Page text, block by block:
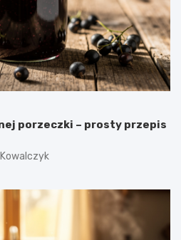
porzeczki – prosty przepis